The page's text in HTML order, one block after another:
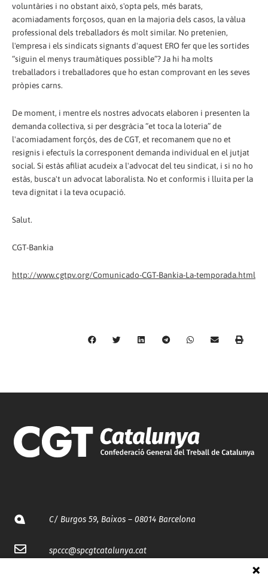
voluntàries i no obstant això, s'opta pels, més barats,
acomiadaments forçosos, quan en la majoria dels casos, la vàlua
professional dels treballadors és molt similar. No pretenien,
l'empresa i els sindicats signants d'aquest ERO fer que les sortides
“siguin el menys traumàtiques possible”? Ja hi ha molts
treballadors i treballadores que ho estan comprovant en les seves
pròpies carns.
De moment, i mentre els nostres advocats elaboren i presenten la
demanda col·lectiva, si per desgràcia “et toca la loteria” de
l'acomiadament forçós, des de CGT, et recomanem que no et
resignis i efectuïs la corresponent demanda individual en el jutjat
social. Si estàs afiliat acudeix a l'advocat del teu sindicat, i si no ho
estàs, busca't un advocat laboralista. No et conformis i lluita per la
teva dignitat i la teva ocupació.
Salut.
CGT-Bankia
http://www.cgtpv.org/Comunicado-CGT-Bankia-La-temporada.html
C/ Burgos 59, Baixos – 08014 Barcelona
spccc@spcgtcatalunya.cat